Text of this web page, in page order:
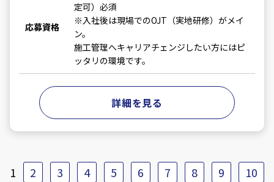
応募資格
定可）必須
※入社後は現場でのOJT（実地研修）がメイ
ン。
施工管理へキャリアチェンジしたい方にはピ
ッタリの環境です。
詳細を見る
1 2 3 4 5 6 7 8 9 10